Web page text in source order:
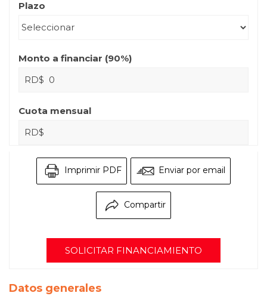
Plazo
Monto a financiar (90%)
RD$
Cuota mensual
RD$
Imprimir PDF Enviar por email
Compartir
SOLICITAR FINANCIAMIENTO
Datos generales